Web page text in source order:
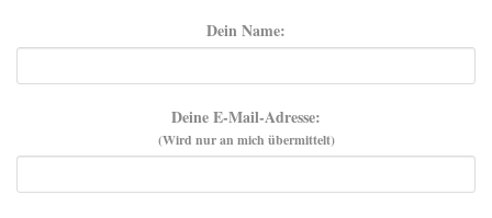
Dein Name:
Deine E-Mail-Adresse:
(Wird nur an mich übermittelt)